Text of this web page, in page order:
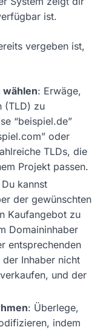
ist.
vergeben ist,
: Erwäge,
(TLD) zu
“beispiel.de”
oder
TLDs, die
Projekt passen.
Du kannst
der gewünschten
Kaufangebot zu
Domaininhaber
entsprechenden
Inhaber nicht
und der
: Überlege,
indem